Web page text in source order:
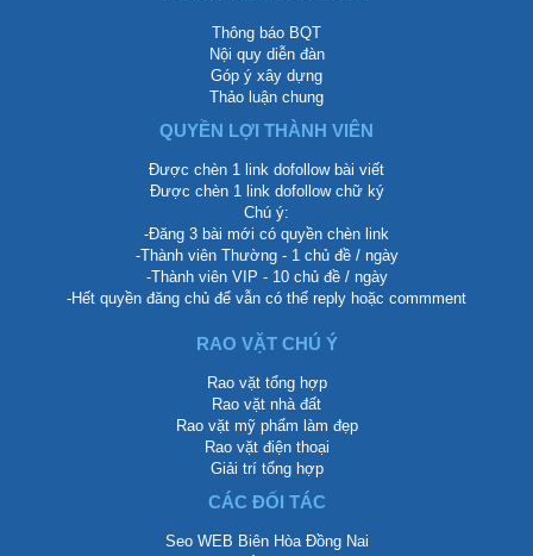
Thông báo BQT
Nội quy diễn đàn
Góp ý xây dựng
Thảo luận chung
QUYỀN LỢI THÀNH VIÊN
Được chèn 1 link dofollow bài viết
Được chèn 1 link dofollow chữ ký
Chú ý:
-Đăng 3 bài mới có quyền chèn link
-Thành viên Thường - 1 chủ đề / ngày
-Thành viên VIP - 10 chủ đề / ngày
-Hết quyền đăng chủ để vẫn có thể reply hoặc commment
RAO VẶT CHÚ Ý
Rao vặt tổng hợp
Rao vặt nhà đất
Rao vặt mỹ phẩm làm đẹp
Rao vặt điện thoại
Giải trí tổng hợp
CÁC ĐỐI TÁC
Seo WEB Biên Hòa Đồng Nai